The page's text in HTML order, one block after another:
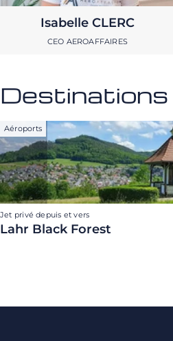
Isabelle CLERC
CEO AEROAFFAIRES
Destinations
Aéroports
Jet privé depuis et vers
Lahr Black Forest